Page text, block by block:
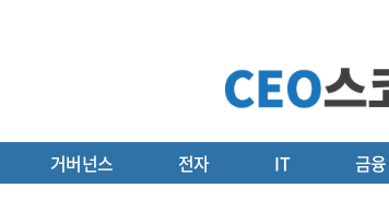
거버넌스 전자 IT 금융